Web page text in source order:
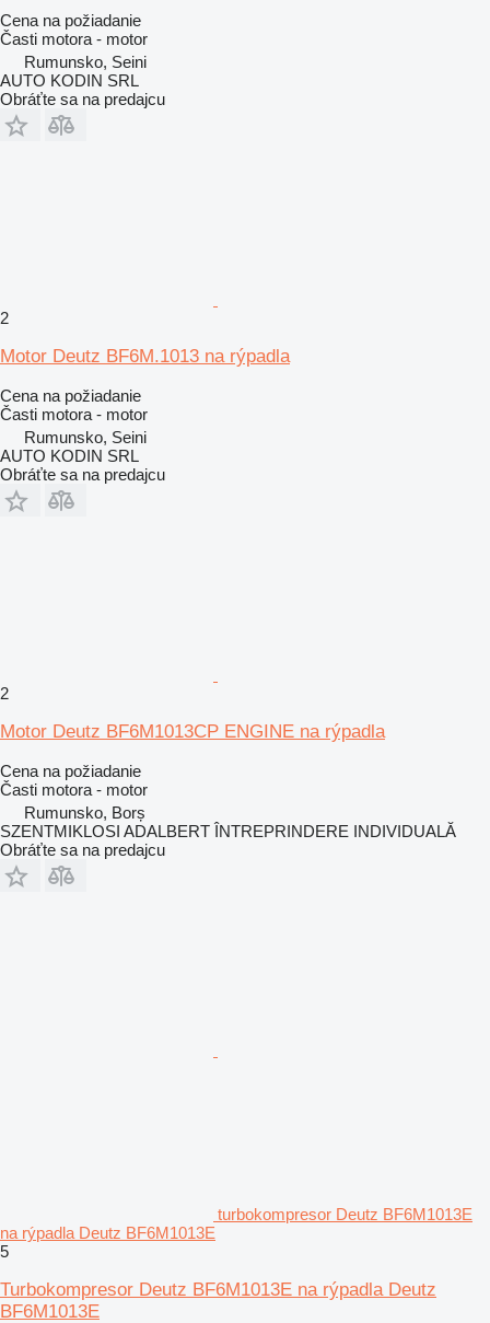
Cena na požiadanie
Časti motora - motor
Rumunsko, Seini
AUTO KODIN SRL
Obráťte sa na predajcu
2
Motor Deutz BF6M.1013 na rýpadla
Cena na požiadanie
Časti motora - motor
Rumunsko, Seini
AUTO KODIN SRL
Obráťte sa na predajcu
2
Motor Deutz BF6M1013CP ENGINE na rýpadla
Cena na požiadanie
Časti motora - motor
Rumunsko, Borș
SZENTMIKLOSI ADALBERT ÎNTREPRINDERE INDIVIDUALĂ
Obráťte sa na predajcu
turbokompresor Deutz BF6M1013E
na rýpadla Deutz BF6M1013E
5
Turbokompresor Deutz BF6M1013E na rýpadla Deutz
BF6M1013E